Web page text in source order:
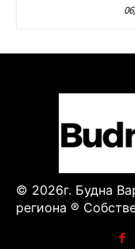
© 2026г. Будна
региона ®